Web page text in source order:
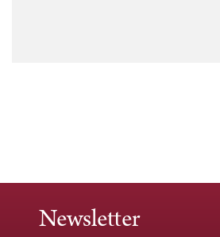
Newsletter